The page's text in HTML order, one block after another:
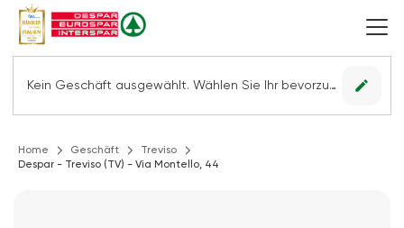
Kein Geschäft ausgewählt. Wählen Sie Ihr bevorzugtes Geschäft, um alle Angebote sehen zu können. edit
Home Geschäft
Treviso
Despar - Treviso (TV) - Via Montello, 44